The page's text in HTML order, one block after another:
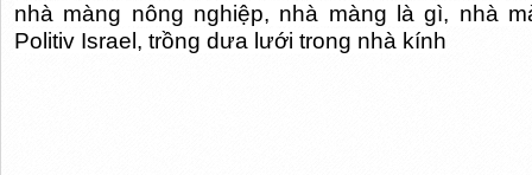
nhà màng nông nghiệp, nhà màng là gì, nhà
Politiv Israel, trồng dưa lưới trong nhà kính